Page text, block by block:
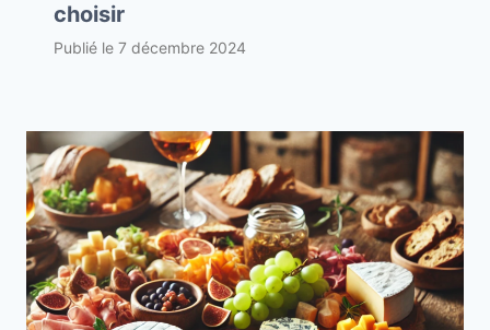
choisir
Publié le 7 décembre 2024